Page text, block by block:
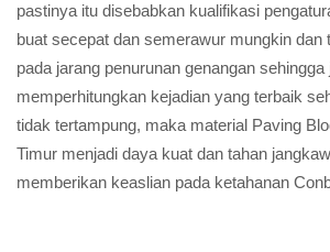
pastinya itu disebabkan kualifikasi
buat secepat dan semerawur mungkin dan
pada jarang penurunan genangan sehingga
memperhitungkan kejadian yang terbaik
tidak tertampung, maka material Paving
Timur menjadi daya kuat dan tahan
memberikan keaslian pada ketahanan